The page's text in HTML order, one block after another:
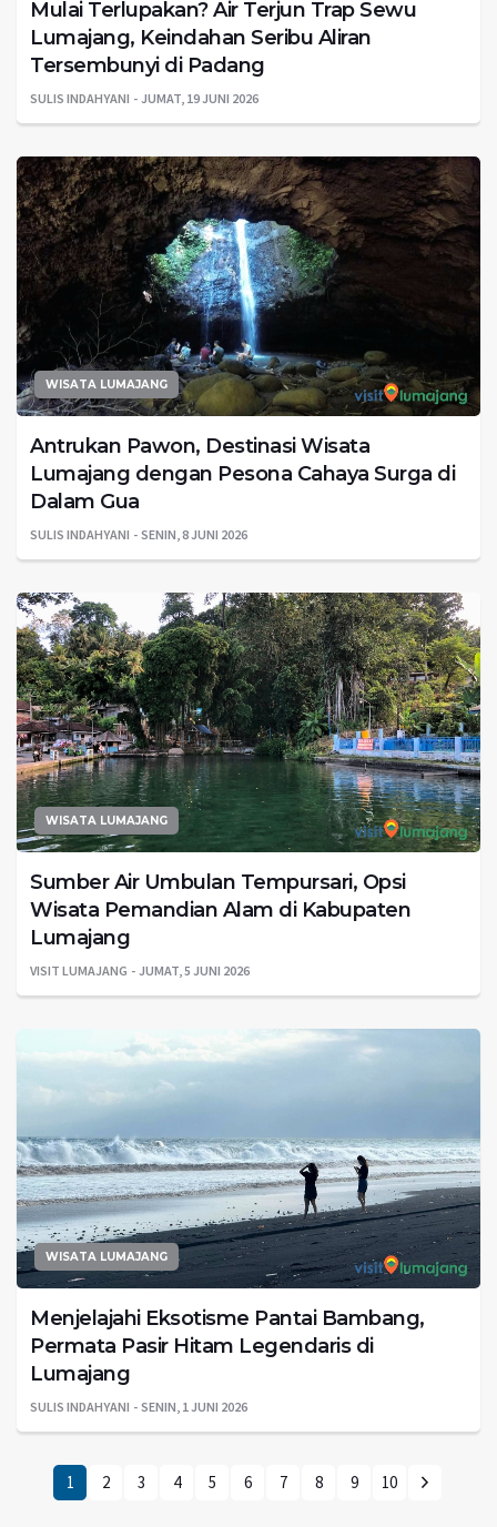
Mulai Terlupakan? Air Terjun Trap Sewu
Lumajang, Keindahan Seribu Aliran
Tersembunyi di Padang
SULIS INDAHYANI JUMAT, 19 JUNI 2026
WISATA LUMAJANG
Antrukan Pawon, Destinasi Wisata
Lumajang dengan Pesona Cahaya Surga di
Dalam Gua
SULIS INDAHYANI SENIN, 8 JUNI 2026
WISATA LUMAJANG
Sumber Air Umbulan Tempursari, Opsi
Wisata Pemandian Alam di Kabupaten
Lumajang
VISIT LUMAJANG JUMAT, 5 JUNI 2026
WISATA LUMAJANG
Menjelajahi Eksotisme Pantai Bambang,
Permata Pasir Hitam Legendaris di
Lumajang
SULIS INDAHYANI SENIN, 1 JUNI 2026
1 2 3 4 5 6 7 8 9 10